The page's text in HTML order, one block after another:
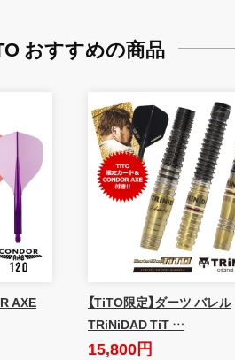
おすすめの商品
AXE
【TiTO限定】ダーツ バレル
TRiNiDAD TiT …
15,800円